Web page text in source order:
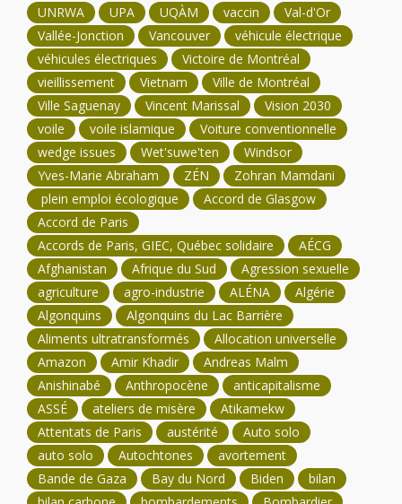
UNRWA
UPA UQÀM vaccin
Val-d'Or
Vallée-Jonction
Vancouver
véhicule électrique
véhicules électriques
Victoire de Montréal
vieillissement
Vietnam
Ville de Montréal
Ville Saguenay
Vincent Marissal
Vision 2030
voile
voile islamique
Voiture conventionnelle
wedge issues
Wet'suwe'ten
Windsor
Yves-Marie Abraham
ZÉN
Zohran Mamdani
plein emploi écologique
Accord de Glasgow
Accord de Paris
Accords de Paris, GIEC, Québec solidaire
AÉCG
Afghanistan
Afrique du Sud
Agression sexuelle
agriculture
agro-industrie ALÉNA
Algérie
Algonquins
Algonquins du Lac Barrière
Aliments ultratransformés
Allocation universelle
Amazon
Amir Khadir
Andreas Malm
Anishinabé
Anthropocène
anticapitalisme
ASSÉ
ateliers de misère
Atikamekw
Attentats de Paris
austérité
Auto solo
auto solo
Autochtones
avortement
Bande de Gaza
Bay du Nord Biden
bilan